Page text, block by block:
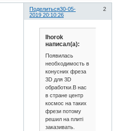
Поделиться 2
30-05-
2019 20:10:26
Ihorok
написал(а):
Появилась
необходимость в
конусних фреза
3D для 3D
обработки.В нас
в стране центр
космос на таких
фрези потому
решил на плиті
заказивать.